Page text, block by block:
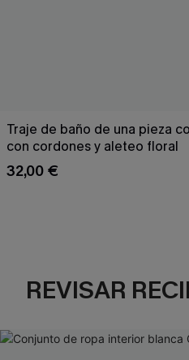
Traje de baño de una pieza
con cordones y aleteo floral
32,00 €
REVISAR